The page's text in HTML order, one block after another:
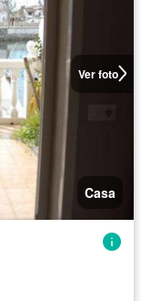
Ver foto
Casa